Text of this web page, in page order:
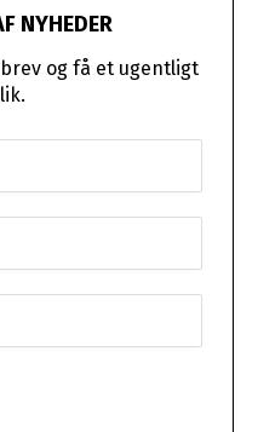
NYHEDER
og få et ugentligt